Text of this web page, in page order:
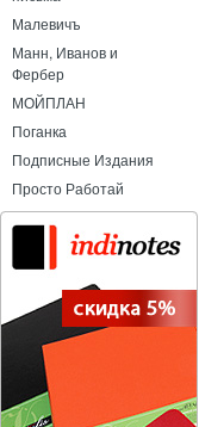
Малевичъ
Манн, Иванов и
Фербер
МОЙПЛАН
Поганка
Подписные Издания
Просто Работай